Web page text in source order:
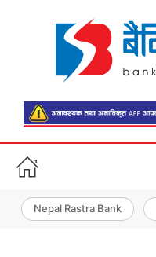
Nepal Rastra Bank